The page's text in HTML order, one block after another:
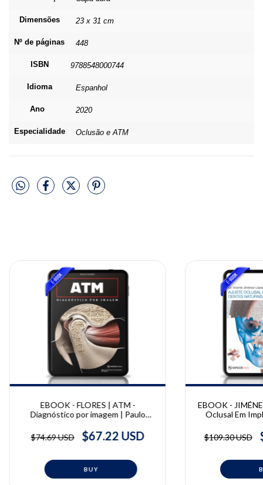
Dimensões 23 x 31 cm
Nº de páginas 448
ISBN 9788548000744
Idioma Espanhol
Ano 2020
Especialidade Oclusão e ATM
EBOOK - FLORES | ATM -
Diagnóstico por imagem | Paulo
$74.69 USD
$67.22 USD
EBOOK -
Oclusal Em
$109.30 USD